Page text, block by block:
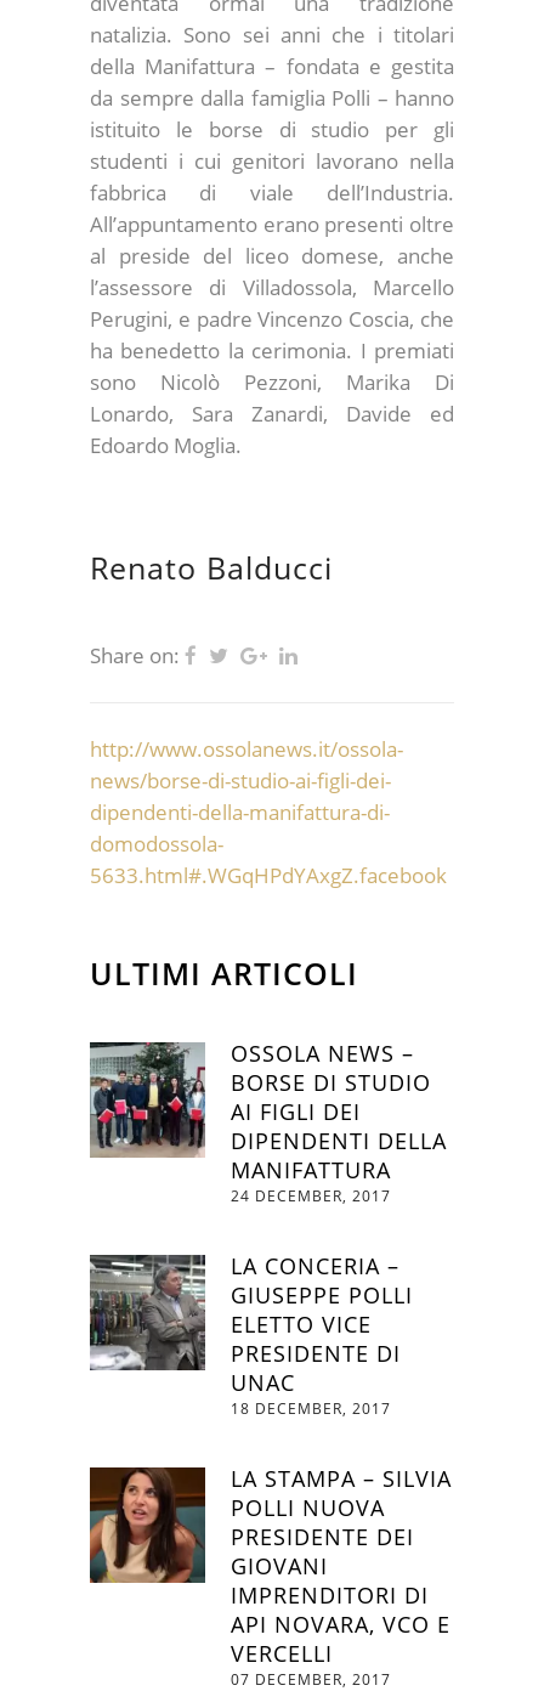
natalizia. Sono sei anni che i titolari
della Manifattura – fondata e gestita
da sempre dalla famiglia Polli – hanno
istituito le borse di studio per gli
studenti i cui genitori lavorano nella
fabbrica di viale dell’Industria.
All’appuntamento erano presenti oltre
al preside del liceo domese, anche
l’assessore di Villadossola, Marcello
Perugini, e padre Vincenzo Coscia, che
ha benedetto la cerimonia. I premiati
sono Nicolò Pezzoni, Marika Di
Lonardo, Sara Zanardi, Davide ed
Edoardo Moglia.
Renato Balducci
Share on:
http://www.ossolanews.it/ossola-
news/borse-di-studio-ai-figli-dei-
dipendenti-della-manifattura-di-
domodossola-
5633.html#.WGqHPdYAxgZ.facebook
ULTIMI ARTICOLI
OSSOLA NEWS –
BORSE DI STUDIO
AI FIGLI DEI
DIPENDENTI DELLA
MANIFATTURA
24 DECEMBER, 2017
LA CONCERIA –
GIUSEPPE POLLI
ELETTO VICE
PRESIDENTE DI
UNAC
18 DECEMBER, 2017
LA STAMPA – SILVIA
POLLI NUOVA
PRESIDENTE DEI
GIOVANI
IMPRENDITORI DI
API NOVARA, VCO E
VERCELLI
07 DECEMBER, 2017